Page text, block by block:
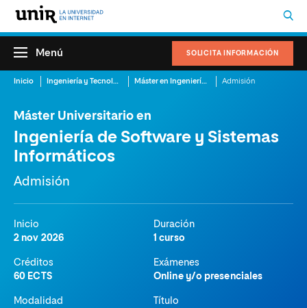
SOLICITA INFORMACIÓN
Menú
Inicio Ingeniería y Tecnología Máster en Ingeniería Software Online Admisión
Máster Universitario en
Ingeniería de Software y Sistemas
Informáticos
Admisión
Inicio
2 nov 2026
Duración
1 curso
Créditos
60 ECTS
Exámenes
Online y/o presenciales
Modalidad
Título